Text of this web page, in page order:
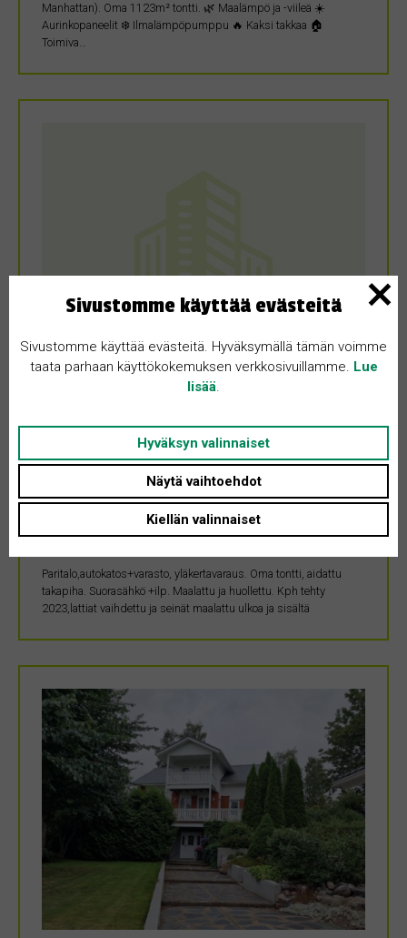
Manhattan). Oma 1123m² tontti. 🌿 Maalämpö ja -viileä ☀️
Aurinkopaneelit ❄️ Ilmalämpöpumppu 🔥 Kaksi takkaa 🏠
Toimiva…
Paritalo 75m2
Pohjois-Pohjanmaa • 91900 Liminka
Paritalo,autokatos+varasto, yläkertavaraus. Oma tontti, aidattu
takapiha. Suorasähkö +ilp. Maalattu ja huollettu. Kph tehty
2023,lattiat vaihdettu ja seinät maalattu ulkoa ja sisältä
Sivustomme käyttää evästeitä
Sivustomme käyttää evästeitä. Hyväksymällä tämän voimme
taata parhaan käyttökokemuksen verkkosivuillamme. Lue
lisää
Hyväksyn valinnaiset
Näytä vaihtoehdot
Kiellän valinnaiset